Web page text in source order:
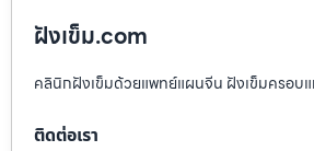
ฝังเข็ม.com
คลินิกฝังเข็มด้วยแพทย์แผนจีน ฝังเข็มครอบแ
ติดต่อเรา